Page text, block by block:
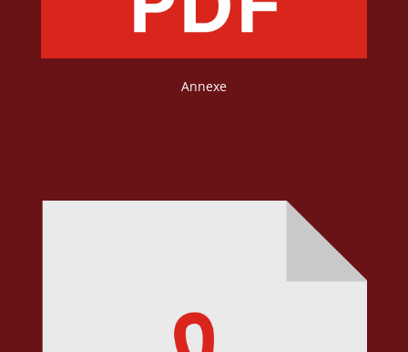
Annexe